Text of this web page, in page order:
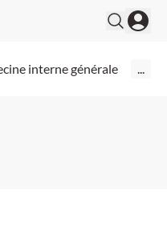
interne générale ...